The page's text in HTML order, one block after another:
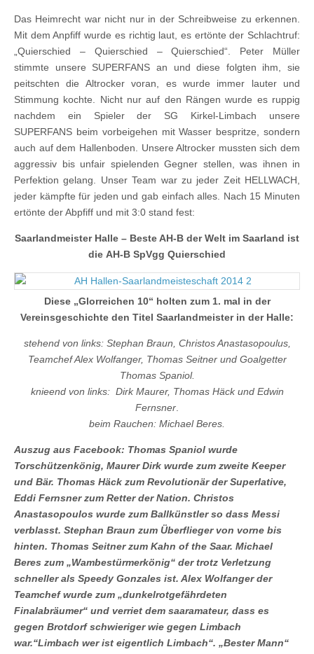
Das Heimrecht war nicht nur in der Schreibweise zu erkennen.
Mit dem Anpfiff wurde es richtig laut, es ertönte der Schlachtruf:
„Quierschied – Quierschied – Quierschied“. Peter Müller
stimmte unsere SUPERFANS an und diese folgten ihm, sie
peitschten die Altrocker voran, es wurde immer lauter und
Stimmung kochte. Nicht nur auf den Rängen wurde es ruppig
nachdem ein Spieler der SG Kirkel-Limbach unsere
SUPERFANS beim vorbeigehen mit Wasser bespritze, sondern
auch auf dem Hallenboden. Unsere Altrocker mussten sich dem
aggressiv bis unfair spielenden Gegner stellen, was ihnen in
Perfektion gelang. Unser Team war zu jeder Zeit HELLWACH,
jeder kämpfte für jeden und gab einfach alles. Nach 15 Minuten
ertönte der Abpfiff und mit 3:0 stand fest:
Saarlandmeister Halle – Beste AH-B der Welt im Saarland ist
die AH-B SpVgg Quierschied
Diese „Glorreichen 10“ holten zum 1. mal in der
Vereinsgeschichte den Titel Saarlandmeister in der Halle:
stehend von links: Stephan Braun, Christos Anastasopoulus,
Teamchef Alex Wolfanger, Thomas Seitner und Goalgetter
Thomas Spaniol.
knieend von links: Dirk Maurer, Thomas Häck und Edwin
Fernsner
beim Rauchen: Michael Beres.
Auszug aus Facebook: Thomas Spaniol wurde
Torschützenkönig, Maurer Dirk wurde zum zweite Keeper
und Bär. Thomas Häck zum Revolutionär der Superlative,
Eddi Fernsner zum Retter der Nation. Christos
Anastasopoulos wurde zum Ballkünstler so dass Messi
verblasst. Stephan Braun zum Überflieger von vorne bis
hinten. Thomas Seitner zum Kahn of the Saar. Michael
Beres zum „Wambestürmerkönig“ der trotz Verletzung
schneller als Speedy Gonzales ist. Alex Wolfanger der
Teamchef wurde zum „dunkelrotgefährdeten
Finalabräumer“ und verriet dem saaramateur, dass es
gegen Brotdorf schwieriger wie gegen Limbach
war.“Limbach wer ist eigentlich Limbach“. „Bester Mann“